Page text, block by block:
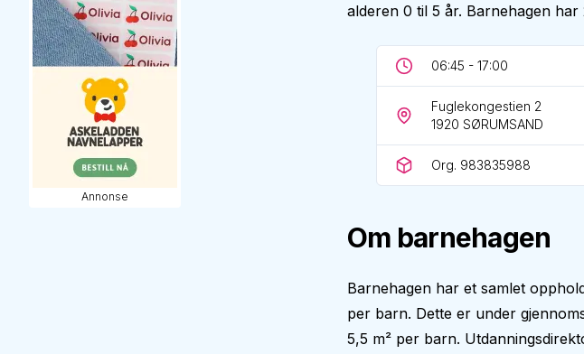
Annonse
alderen 0 til 5 år. Barnehagen har
06:45 - 17:00
Fuglekongestien 2
1920 SØRUMSAND
Org. 983835988
Om barnehagen
Barnehagen har et samlet
per barn. Dette er under
5,5 m² per barn.